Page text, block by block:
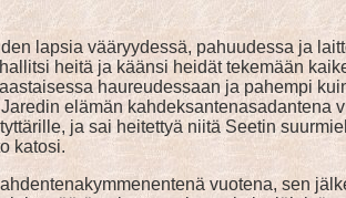
lapsia vääryydessä, pahuudessa ja
heitä ja käänsi heidät tekemään
haureudessaan ja pahempi
elämän kahdeksantenasadantena
ja sai heitettyä niitä Seetin
katosi.
vuotena, sen